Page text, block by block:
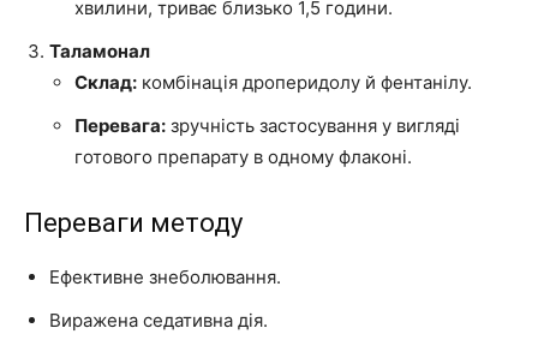
хвилини, триває близько 1,5 години.
Таламонал
Склад: комбінація дроперидолу й фентанілу.
Перевага: зручність застосування у вигляді
готового препарату в одному флаконі.
Переваги методу
Ефективне знеболювання.
Виражена седативна дія.